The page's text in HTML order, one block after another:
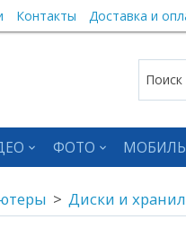
Контакты Доставка и
ФОТО
Диски и